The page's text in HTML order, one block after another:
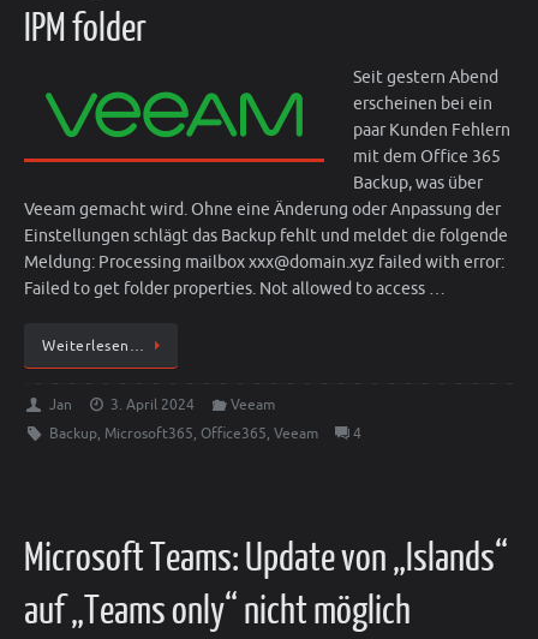
IPM folder
Seit gestern Abend
erscheinen bei ein
paar Kunden Fehlern
mit dem Office 365
Backup, was über
Veeam gemacht wird. Ohne eine Änderung oder Anpassung der
Einstellungen schlägt das Backup fehlt und meldet die folgende
Meldung: Processing mailbox xxx@domain.xyz failed with error:
Failed to get folder properties. Not allowed to access …
Weiterlesen…
Jan 3. April 2024
Veeam
Backup, Microsoft365, Office365, Veeam 4
Microsoft Teams: Update von „Islands“
auf „Teams only“ nicht möglich